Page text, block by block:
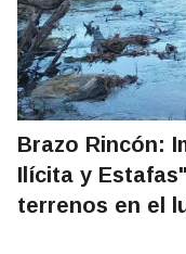
Brazo Rincón:
Ilícita y
terrenos en el